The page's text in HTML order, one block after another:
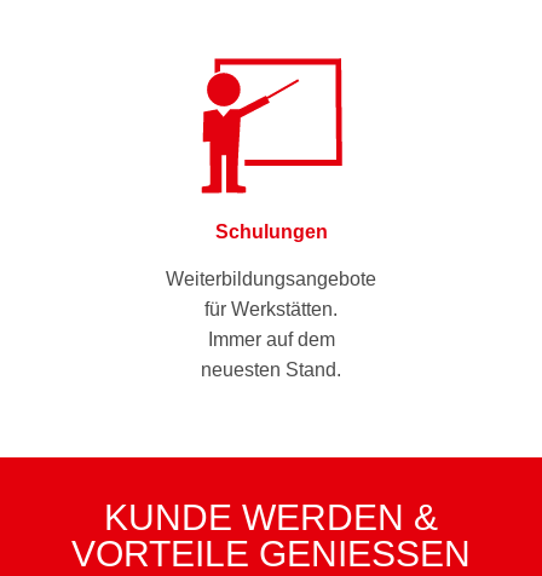
Schulungen
Weiterbildungsangebote
für Werkstätten.
Immer auf dem
neuesten Stand.
KUNDE WERDEN &
VORTEILE GENIESSEN